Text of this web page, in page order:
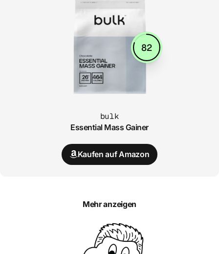
82
bulk
Essential Mass Gainer
Kaufen auf Amazon
Mehr anzeigen